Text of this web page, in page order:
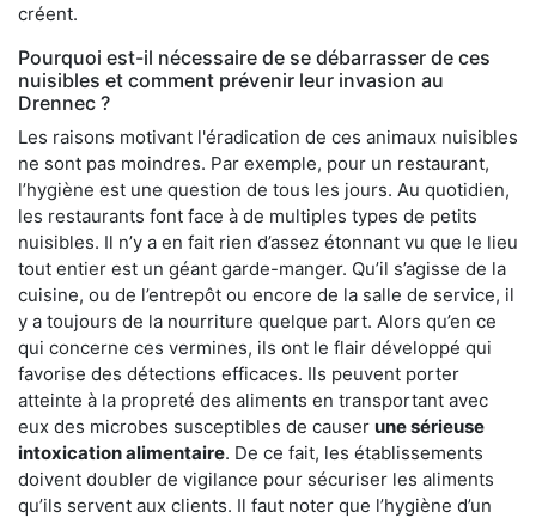
créent.
Pourquoi est-il nécessaire de se débarrasser de ces
nuisibles et comment prévenir leur invasion au
Drennec ?
Les raisons motivant l'éradication de ces animaux nuisibles
ne sont pas moindres. Par exemple, pour un restaurant,
l’hygiène est une question de tous les jours. Au quotidien,
les restaurants font face à de multiples types de petits
nuisibles. Il n’y a en fait rien d’assez étonnant vu que le lieu
tout entier est un géant garde-manger. Qu’il s’agisse de la
cuisine, ou de l’entrepôt ou encore de la salle de service, il
y a toujours de la nourriture quelque part. Alors qu’en ce
qui concerne ces vermines, ils ont le flair développé qui
favorise des détections efficaces. Ils peuvent porter
atteinte à la propreté des aliments en transportant avec
eux des microbes susceptibles de causer une sérieuse
intoxication alimentaire. De ce fait, les établissements
doivent doubler de vigilance pour sécuriser les aliments
qu’ils servent aux clients. Il faut noter que l’hygiène d’un